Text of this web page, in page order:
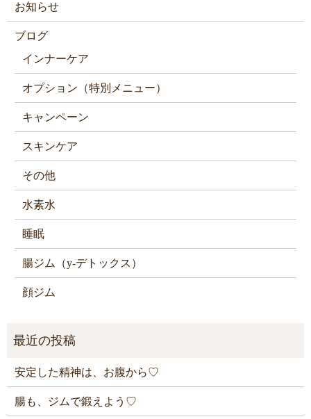
お知らせ
ブログ
インナーケア
オプション（特別メニュー）
キャンペーン
スキンケア
その他
水素水
睡眠
腸ジム（y-デトックス）
顔ジム
安定した精神は、お腹から♡
腸も、ジムで鍛えよう♡